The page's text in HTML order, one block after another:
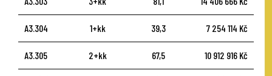
A3.304 1+kk 39,3 7 254 114 Kč
A3.305 2+kk 67,5 10 912 916 Kč